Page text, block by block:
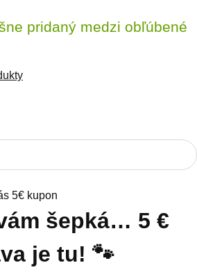
pridaný medzi obľúbené
šepká… 5 €
je tu! 🐾